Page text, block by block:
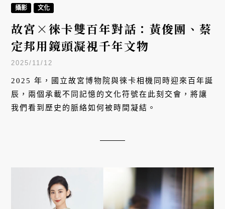
攝影 文化
故宮×徠卡雙百年對話：黃俊團、蔡
定邦用鏡頭凝視千年文物
2025/11/12
2025 年，國立故宮博物院與徠卡相機同時迎來百年誕
辰，兩個承載不同記憶的文化符號在此刻交會，將讓
我們看到歷史的脈絡如何被時間凝結。